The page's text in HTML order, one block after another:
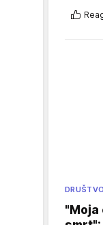
DRUŠTVO
"Moja